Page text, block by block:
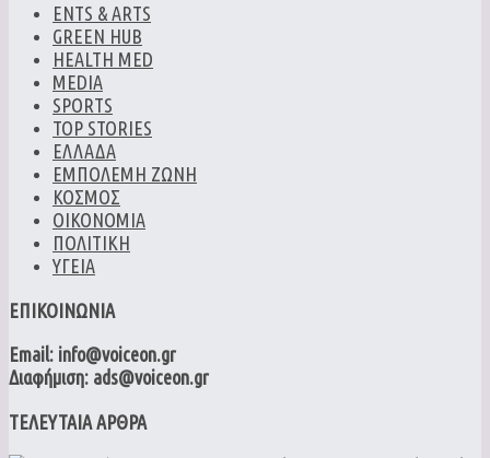
ENTS & ARTS
GREEN HUB
HEALTH MED
MEDIA
SPORTS
TOP STORIES
ΕΛΛΑΔΑ
ΕΜΠΟΛΕΜΗ ΖΩΝΗ
ΚΟΣΜΟΣ
ΟΙΚΟΝΟΜΙΑ
ΠΟΛΙΤΙΚΗ
ΥΓΕΙΑ
ΕΠΙΚΟΙΝΩΝΙΑ
Email: info@voiceon.gr
Διαφήμιση: ads@voiceon.gr
ΤΕΛΕΥΤΑΙΑ ΑΡΘΡΑ